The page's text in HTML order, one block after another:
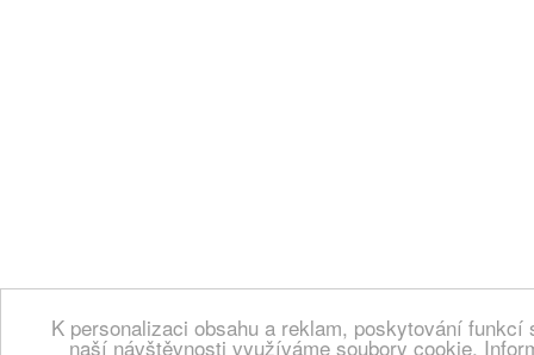
K personalizaci obsahu a reklam, poskytování
naší návštěvnosti využíváme soubory cookie.